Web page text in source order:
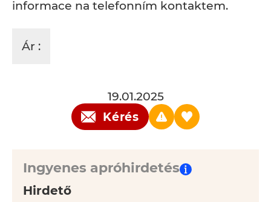
informace na telefonním kontaktem.
Ár :
19.01.2025
Kérés
Ingyenes apróhirdetés
Hirdető